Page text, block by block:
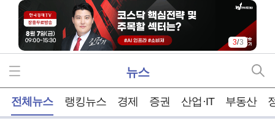
3/3
뉴스
전체뉴스 랭킹뉴스 경제 증권 산업·IT 부동산